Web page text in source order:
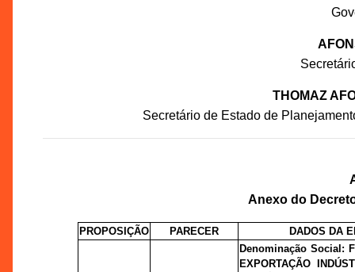
THOMAZ
Secretário de Estado de
Anexo do
PROPOSIÇÃO PARECER DADOS DA
Denominação Social:
EXPORTAÇÃO